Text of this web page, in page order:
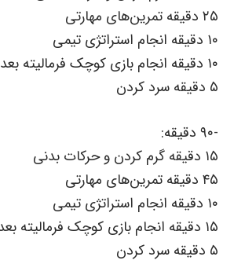
۲۵ دقیقه تمرین‌های مهارتی
۱۰ دقیقه انجام استراتژی تیمی
۱۰ دقیقه انجام بازی کوچک فرمالیته بعد از تمرین
۵ دقیقه سرد کردن
-۹۰ دقیقه:
۱۵ دقیقه گرم کردن و حرکات بدنی
۴۵ دقیقه تمرین‌های مهارتی
۱۰ دقیقه انجام استراتژی تیمی
۱۵ دقیقه انجام بازی کوچک فرمالیته بعد از تمرین
۵ دقیقه سرد کردن